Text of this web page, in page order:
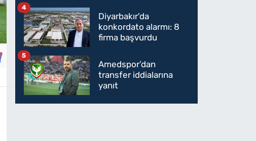
Parti'ye mi geçecek?
Diyarbakır'da
konkordato alarmı: 8
firma başvurdu
4
Amedspor’dan
transfer iddialarına
yanıt
5